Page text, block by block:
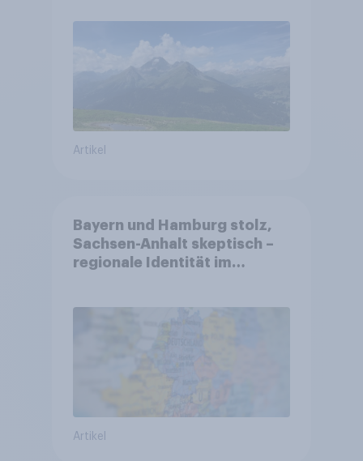
Altersvorsorge
Artikel
Bayern und Hamburg stolz,
Sachsen-Anhalt skeptisch –
regionale Identität im
Artikel